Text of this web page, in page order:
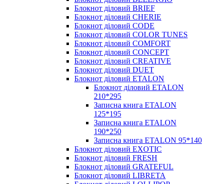
Блокнот діловий BRIEF
Блокнот діловий CHERIE
Блокнот діловий CODE
Блокнот діловий COLOR TUNES
Блокнот діловий COMFORT
Блокнот діловий CONCEPT
Блокнот діловий CREATIVE
Блокнот діловий DUET
Блокнот діловий ETALON
Блокнот діловий ETALON
210*295
Записна книга ETALON
125*195
Записна книга ETALON
190*250
Записна книга ETALON 95*140
Блокнот діловий EXOTIC
Блокнот діловий FRESH
Блокнот діловий GRATEFUL
Блокнот діловий LIBRETA